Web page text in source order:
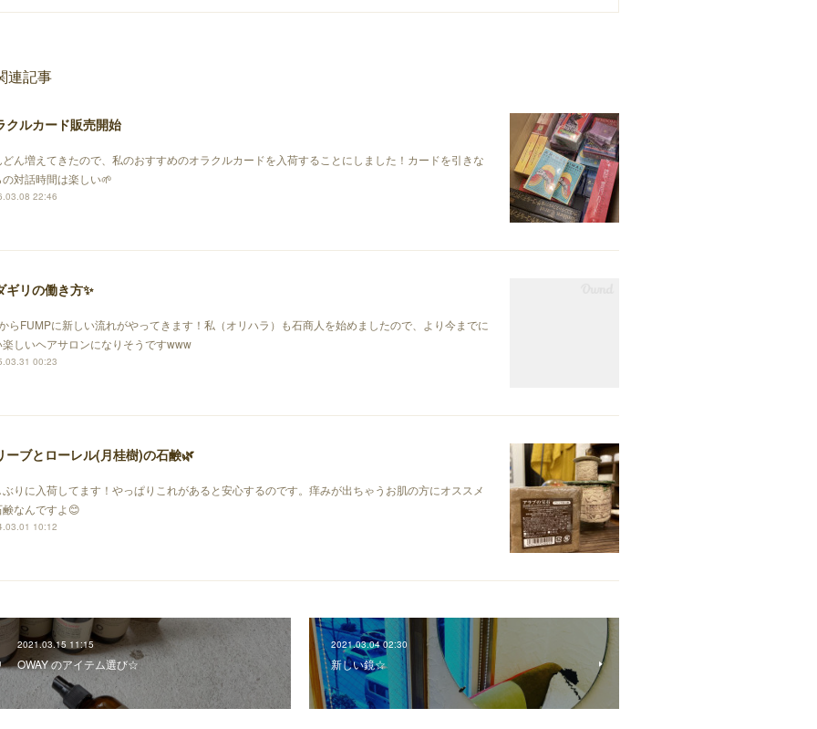
連記事
クルカード販売開始
ん増えてきたので、私のおすすめのオラクルカードを入荷することにしました！カードを引きな
対話時間は楽しい🌱
22:46
ギリの働き方✨
らFUMPに新しい流れがやってきます！私（オリハラ）も石商人を始めましたので、より今までに
楽しいヘアサロンになりそうですwww
00:23
ーブとローレル(月桂樹)の石鹸🌿
りに入荷してます！やっぱりこれがあると安心するのです。痒みが出ちゃうお肌の方にオススメ
鹸なんですよ😊
10:12
2021.03.15 11:15
OWAY のアイテム選び☆
2021.03.04 02:30
新しい鏡☆